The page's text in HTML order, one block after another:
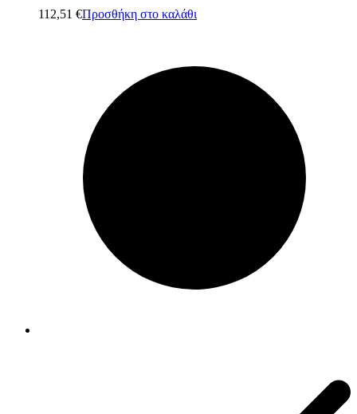
112,51 €Προσθήκη στο καλάθι